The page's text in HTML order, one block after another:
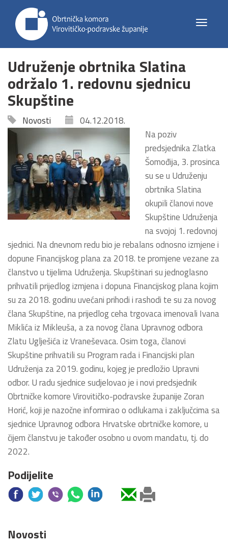
Toggle
Udruženje obrtnika Slatina
održalo 1. redovnu sjednicu
Skupštine
Novosti
04.12.2018.
Na poziv
predsjednika Zlatka
Šomođija, 3. prosinca
su se u Udruženju
obrtnika Slatina
okupili članovi nove
Skupštine Udruženja
na svojoj 1. redovnoj
sjednici. Na dnevnom redu bio je rebalans odnosno izmjene i
dopune Financijskog plana za 2018. te promjene vezane za
članstvo u tijelima Udruženja. Skupštinari su jednoglasno
prihvatili prijedlog izmjena i dopuna Financijskog plana kojim
su za 2018. godinu uvećani prihodi i rashodi te su za novog
člana Skupštine, na prijedlog ceha trgovaca imenovali Ivana
Miklića iz Mikleuša, a za novog člana Upravnog odbora
Zlatu Uglješića iz Vraneševaca. Osim toga, članovi
Skupštine prihvatili su Program rada i Financijski plan
Udruženja za 2019. godinu, kojeg je predložio Upravni
odbor. U radu sjednice sudjelovao je i novi predsjednik
Obrtničke komore Virovitičko-podravske županije Zoran
Horić, koji je nazočne informirao o odlukama i zaključcima sa
sjednice Upravnog odbora Hrvatske obrtničke komore, u
čijem članstvu je također osobno u ovom mandatu, tj. do
2022.
Podijelite
Novosti